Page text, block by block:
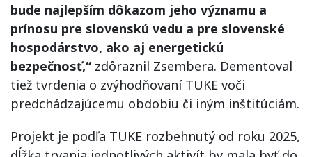
bude najlepším dôkazom jeho významu a
prínosu pre slovenskú vedu a pre slovenské
hospodárstvo, ako aj energetickú
bezpečnosť,“ zdôraznil Zsembera. Dementoval
tiež tvrdenia o zvýhodňovaní TUKE voči
predchádzajúcemu obdobiu či iným inštitúciám.
Projekt je podľa TUKE rozbehnutý od roku 2025,